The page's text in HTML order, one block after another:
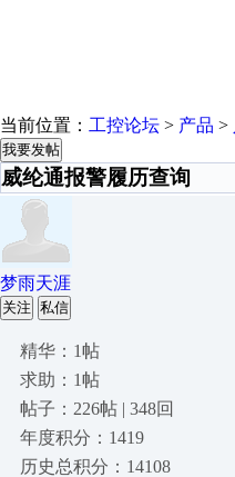
当前位置： 工控论坛 > 产品 >
我要发帖
威纶通报警履历查询
梦雨天涯
关注 私信
精华：1帖
求助：1帖
帖子：226帖 | 348回
年度积分：1419
历史总积分：14108